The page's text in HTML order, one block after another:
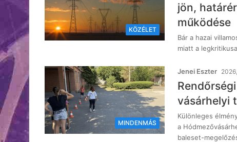
KÖZÉLET
jön,
működése
Bár a hazai
miatt a
MINDENMÁS
Jenei Eszter
vásárhelyi
Különleges
a
baleset-